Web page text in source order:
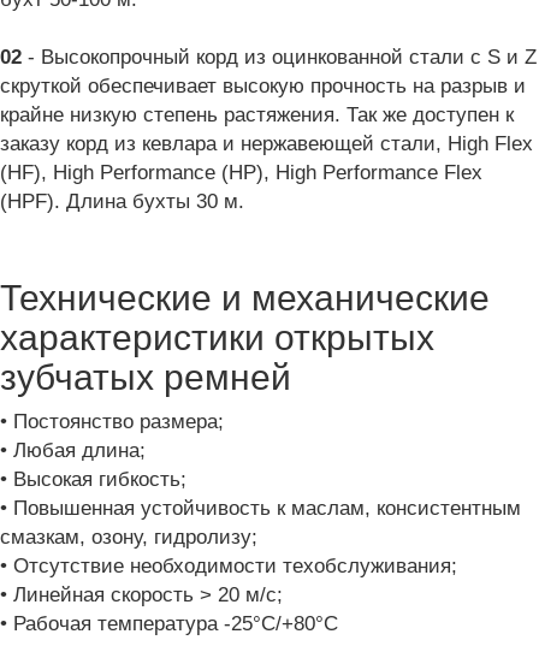
02 - Высокопрочный корд из оцинкованной стали с S и Z
скруткой обеспечивает высокую прочность на разрыв и
крайне низкую степень растяжения. Так же доступен к
заказу корд из кевлара и нержавеющей стали, High Flex
(HF), High Performance (HP), High Performance Flex
(HPF). Длина бухты 30 м.
Технические и механические
характеристики открытых
зубчатых ремней
• Постоянство размера;
• Любая длина;
• Высокая гибкость;
• Повышенная устойчивость к маслам, консистентным
смазкам, озону, гидролизу;
• Отсутствие необходимости техобслуживания;
• Линейная скорость > 20 м/с;
• Рабочая температура -25°C/+80°C